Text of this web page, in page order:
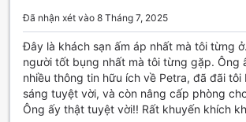
có thể tham gia vào các chuyến tham
phải lo lắng về việc di chuyển. Nếu bạn
tiện di chuyển nhanh chóng, dịch vụ taxi
sẵn sàng phục vụ bạn 24/7, đảm bảo rằng
dàng khám phá mọi ngóc ngách của thành
này. Với các tiện nghi vận chuyển đa dạng,
cam kết mang đến cho bạn trải nghiệm lưu
Petra.
Đã nhận xét vào 8 Tháng 7, 2025
Đây là khách sạn ấm áp nhất mà tôi từng
người tốt bụng nhất mà tôi từng gặp. Ông
nhiều thông tin hữu ích về Petra, đã đãi
sáng tuyệt vời, và còn nâng cấp phòng
Ông ấy thật tuyệt vời!! Rất khuyến khích